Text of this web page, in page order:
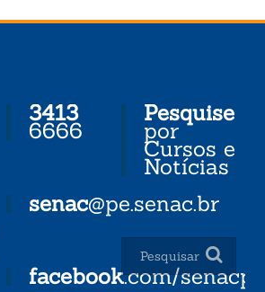
3413
6666
senac@pe.senac.br
facebook.com/senacpe
Pesquise
por
Cursos e
Notícias